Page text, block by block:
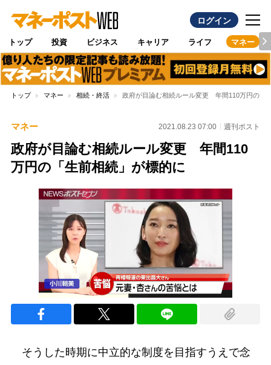
ログイン
トップ 投資 ビジネス キャリア ライフ マネー
トップ マネー 相続・終活 政府が目論む相続ルール変更 年間110万円の「
マネー 2021.08.23 07:00 週刊ポスト
政府が目論む相続ルール変更 年間110
万円の「生前相続」が標的に
そうした時期に中立的な制度を目指すうえで念